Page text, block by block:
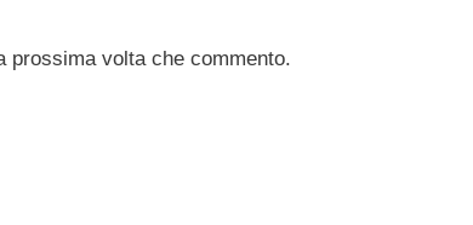
prossima volta che commento.